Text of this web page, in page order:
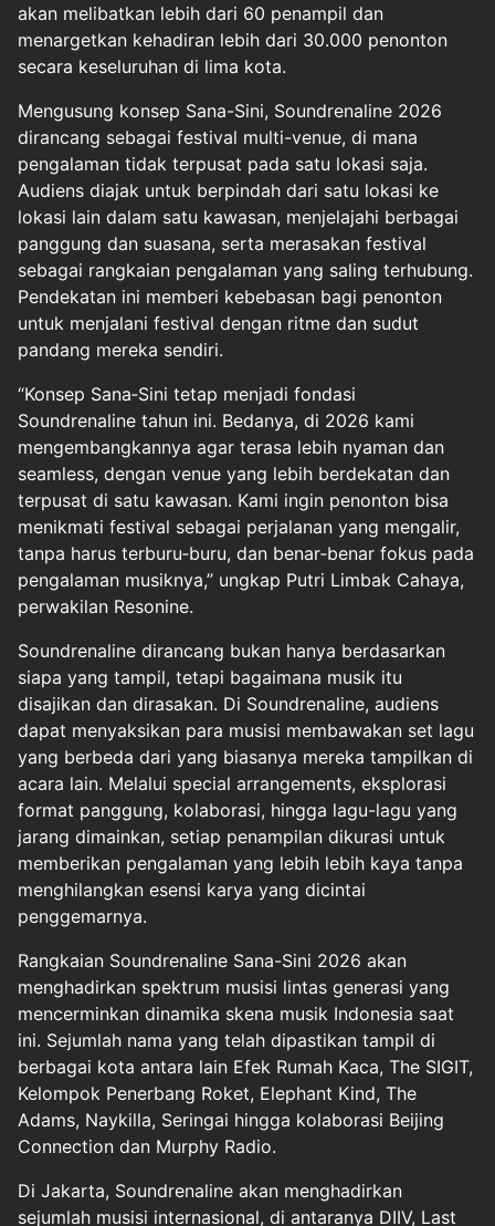
akan melibatkan lebih dari 60 penampil dan
menargetkan kehadiran lebih dari 30.000 penonton
secara keseluruhan di lima kota.
Mengusung konsep Sana-Sini, Soundrenaline 2026
dirancang sebagai festival multi-venue, di mana
pengalaman tidak terpusat pada satu lokasi saja.
Audiens diajak untuk berpindah dari satu lokasi ke
lokasi lain dalam satu kawasan, menjelajahi berbagai
panggung dan suasana, serta merasakan festival
sebagai rangkaian pengalaman yang saling terhubung.
Pendekatan ini memberi kebebasan bagi penonton
untuk menjalani festival dengan ritme dan sudut
pandang mereka sendiri.
“Konsep Sana‑Sini tetap menjadi fondasi
Soundrenaline tahun ini. Bedanya, di 2026 kami
mengembangkannya agar terasa lebih nyaman dan
seamless, dengan venue yang lebih berdekatan dan
terpusat di satu kawasan. Kami ingin penonton bisa
menikmati festival sebagai perjalanan yang mengalir,
tanpa harus terburu‑buru, dan benar‑benar fokus pada
pengalaman musiknya,” ungkap Putri Limbak Cahaya,
perwakilan Resonine.
Soundrenaline dirancang bukan hanya berdasarkan
siapa yang tampil, tetapi bagaimana musik itu
disajikan dan dirasakan. Di Soundrenaline, audiens
dapat menyaksikan para musisi membawakan set lagu
yang berbeda dari yang biasanya mereka tampilkan di
acara lain. Melalui special arrangements, eksplorasi
format panggung, kolaborasi, hingga lagu-lagu yang
jarang dimainkan, setiap penampilan dikurasi untuk
memberikan pengalaman yang lebih lebih kaya tanpa
menghilangkan esensi karya yang dicintai
penggemarnya.
Rangkaian Soundrenaline Sana-Sini 2026 akan
menghadirkan spektrum musisi lintas generasi yang
mencerminkan dinamika skena musik Indonesia saat
ini. Sejumlah nama yang telah dipastikan tampil di
berbagai kota antara lain Efek Rumah Kaca, The SIGIT,
Kelompok Penerbang Roket, Elephant Kind, The
Adams, Naykilla, Seringai hingga kolaborasi Beijing
Connection dan Murphy Radio.
Di Jakarta, Soundrenaline akan menghadirkan
sejumlah musisi internasional, di antaranya DIIV, Last